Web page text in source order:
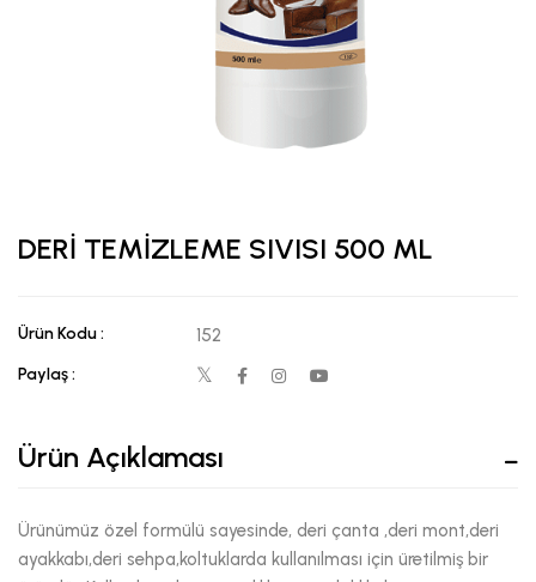
DERİ TEMİZLEME SIVISI 500 ML
Ürün Kodu : 152
Paylaş :
Ürün Açıklaması
Ürünümüz özel formülü sayesinde, deri çanta ,deri mont,deri
ayakkabı,deri sehpa,koltuklarda kullanılması için üretilmiş bir